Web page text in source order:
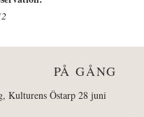
PÅ GÅNG
Kulturens Östarp 28 juni